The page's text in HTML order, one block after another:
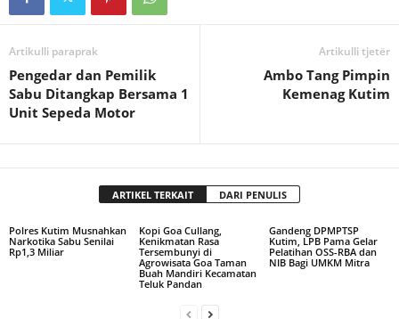
Artikulli paraprak
Pengedar dan Pemilik
Sabu Ditangkap Bersama 1
Unit Sepeda Motor
Artikulli tjetër
Ambo Tang Pimpin
Kemenag Kutim
ARTIKEL TERKAIT DARI PENULIS
Polres Kutim Musnahkan
Narkotika Sabu Senilai
Rp1,3 Miliar
Kopi Goa Cullang,
Kenikmatan Rasa
Tersembunyi di
Agrowisata Goa Taman
Buah Mandiri Kecamatan
Teluk Pandan
Gandeng DPMPTSP
Kutim, LPB Pama Gelar
Pelatihan OSS-RBA dan
NIB Bagi UMKM Mitra